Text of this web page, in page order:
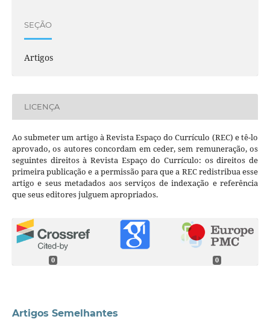
SEÇÃO
Artigos
LICENÇA
Ao submeter um artigo à Revista Espaço do Currículo (REC) e tê-lo
aprovado, os autores concordam em ceder, sem remuneração, os
seguintes direitos à Revista Espaço do Currículo: os direitos de
primeira publicação e a permissão para que a REC redistribua esse
artigo e seus metadados aos serviços de indexação e referência
que seus editores julguem apropriados.
0 0
Artigos Semelhantes